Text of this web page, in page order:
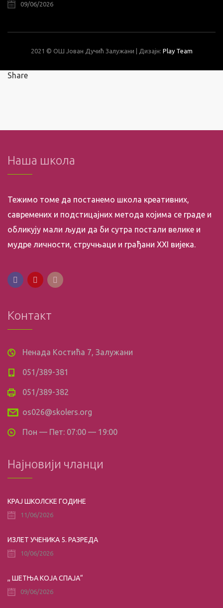
09/06/2026
2021 © ОШ Јован Дучић Залужани | Дизајн: Play Team
Share
Наша школа
Тежимо томе да постанемо школа креативних,
савремених и подстицајних метода којима се граде и
обликују мали људи да би сутра постали велике и
мудре личности, стручњаци и грађани XXI вијека.
Контакт
Ненада Костића 7, Залужани
051/389-381
051/389-382
os026@skolers.org
Пон — Пет: 07:00 — 19:00
Најновији чланци
КРАЈ ШКОЛСКЕ ГОДИНЕ
11/06/2026
ИЗЛЕТ УЧЕНИКА 5. РАЗРЕДА
10/06/2026
,, ШЕТЊА КОЈА СПАЈА“
09/06/2026